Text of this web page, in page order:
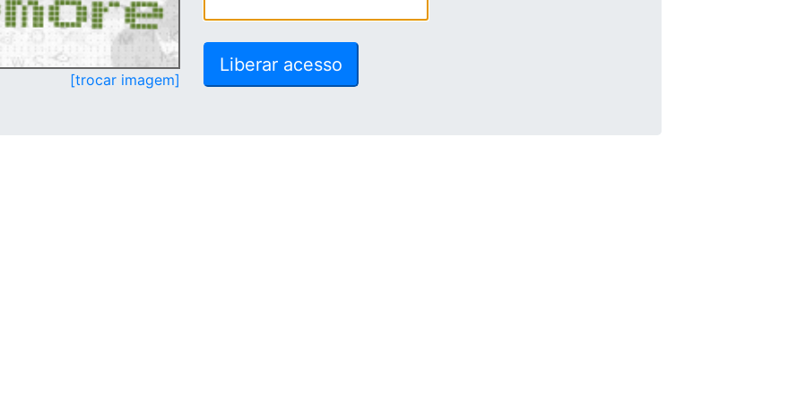
[trocar imagem]